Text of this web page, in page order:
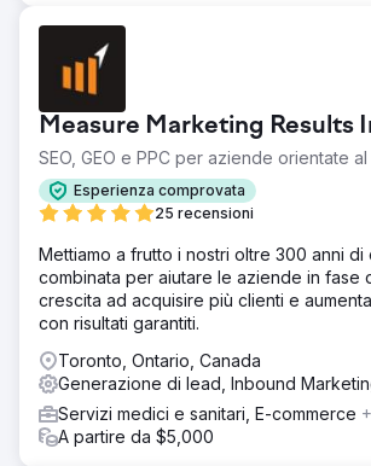
utenti. L'espansione dell'email marketing
mirate e un sistema di riordino ha
fidelizzazione dei clienti. Questo
la qualità del traffico, la funzionalità del
Il nostro marketing ha trasformato il sito
online in una delle migliori farmacie del
un aumento del fatturato del 105% e un
creative per i contenuti hanno portato a
62% degli utenti organici, mentre l'email
intelligente ha ottenuto un aumento del
e-mail. Inoltre, l'account pubblicitario che
aveva prestazioni inferiori ora gode di un
3,88 volte del ROAS. La nostra strategia
un marketing efficace è il rimedio perfetto
Vai alla pagina agenzia
Measure Marketing Results
SEO, GEO e PPC per aziende orientate
Esperienza comprovata
25 recensioni
Mettiamo a frutto i nostri oltre 300 anni di
combinata per aiutare le aziende in fase
crescita ad acquisire più clienti e
con risultati garantiti.
Toronto, Ontario, Canada
Generazione di lead, Inbound
Servizi medici e sanitari, E-commerce
A partire da $5,000